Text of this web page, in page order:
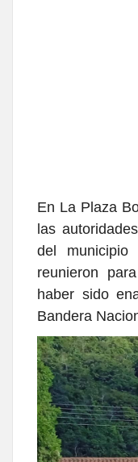
En La Plaza
las
del
reunieron
haber sido
Bandera